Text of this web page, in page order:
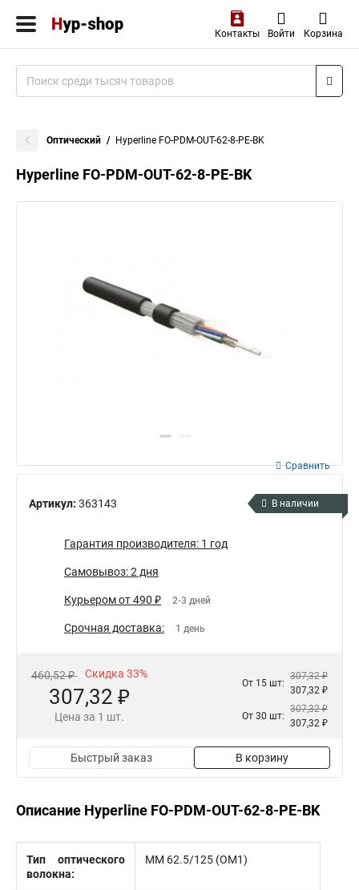
Контакты Войти Корзина
Оптический Hyperline FO-PDM-OUT-62-8-PE-BK
Hyperline FO-PDM-OUT-62-8-PE-BK
Артикул: 363143
Сравнить
В наличии
Гарантия производителя: 1 год
Самовывоз: 2 дня
Курьером от 490 ₽ 2-3 дней
Срочная доставка: 1 день
460,52 ₽ Скидка 33%
307,32 ₽
Цена за 1 шт.
От 15 шт:
307,32 ₽
307,32 ₽
От 30 шт:
307,32 ₽
307,32 ₽
Быстрый заказ В корзину
Описание Hyperline FO-PDM-OUT-62-8-PE-BK
Тип оптического
волокна:
MM 62.5/125 (OM1)